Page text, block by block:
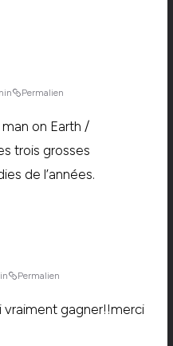
Permalien
on Earth /
trois grosses
de l’années.
Permalien
vraiment gagner!!merci